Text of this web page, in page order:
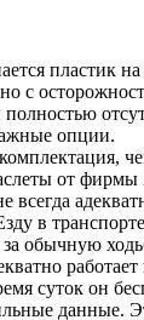
пластик
с
опции.
от фирмы
всегда
в
обычную
суток он
данные.